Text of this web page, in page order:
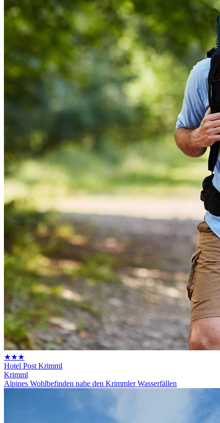
★★★
Hotel Post Krimml
Krimml
Alpines Wohlbefinden nahe den Krimmler Wasserfällen